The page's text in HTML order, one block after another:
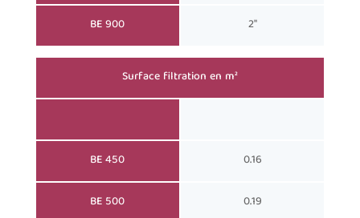
BE 900 2"
BE 450
BE 500
Surface filtration en m²
0.16
0.19